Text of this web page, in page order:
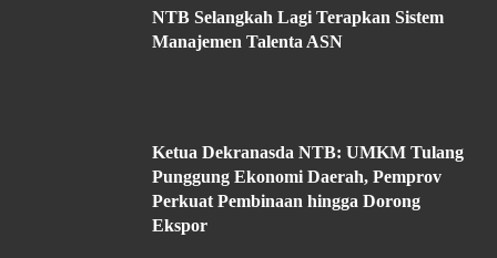
NTB Selangkah Lagi Terapkan Sistem
Manajemen Talenta ASN
Ketua Dekranasda NTB: UMKM Tulang
Punggung Ekonomi Daerah, Pemprov
Perkuat Pembinaan hingga Dorong
Ekspor